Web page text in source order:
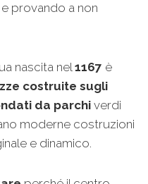
provando a non
nascita nel1167 è
costruite sugli
da parchi verdi
moderne costruzioni
e dinamico.